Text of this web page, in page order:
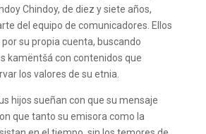
Chindoy, de diez y siete años,
del equipo de comunicadores. Ellos
por su propia cuenta, buscando
kamëntšá con contenidos que
los valores de su etnia.
hijos sueñan con que su mensaje
que tanto su emisora como la